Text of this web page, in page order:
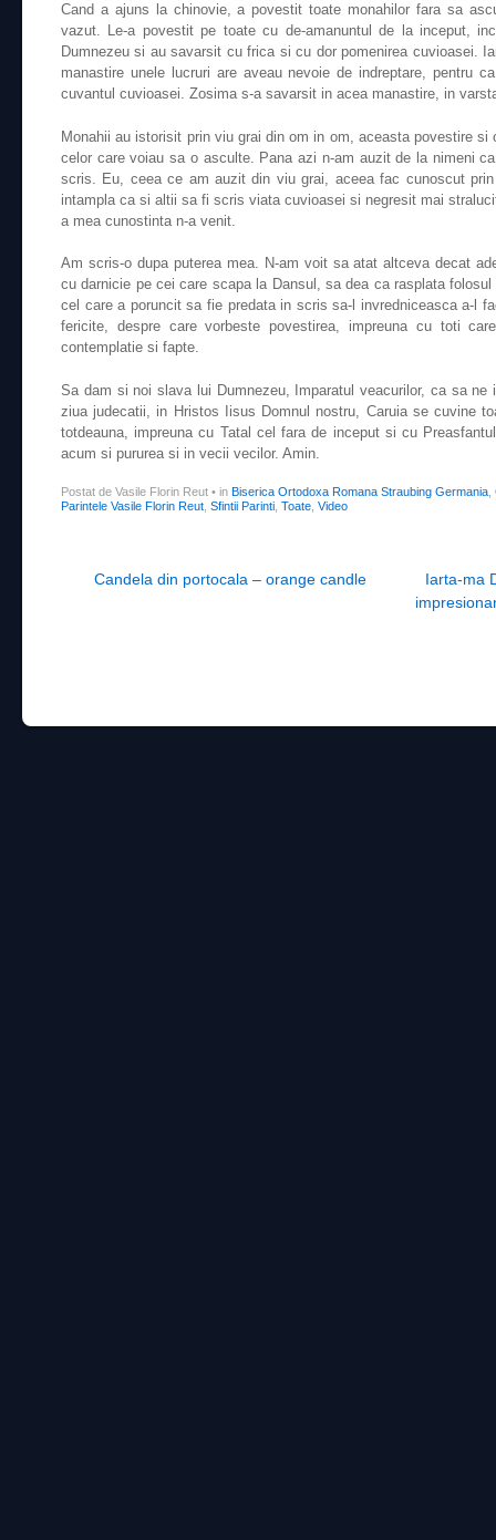
Cand a ajuns la chinovie, a povestit toate monahilor fara sa
vazut. Le-a povestit pe toate cu de-amanuntul de la inceput,
Dumnezeu si au savarsit cu frica si cu dor pomenirea cuvioasei.
manastire unele lucruri are aveau nevoie de indreptare, pentru
cuvantul cuvioasei. Zosima s-a savarsit in acea manastire, in
Monahii au istorisit prin viu grai din om in om, aceasta povestire si
celor care voiau sa o asculte. Pana azi n-am auzit de la nimeni
scris. Eu, ceea ce am auzit din viu grai, aceea fac cunoscut
intampla ca si altii sa fi scris viata cuvioasei si negresit mai
a mea cunostinta n-a venit.
Am scris-o dupa puterea mea. N-am voit sa atat altceva decat
cu darnicie pe cei care scapa la Dansul, sa dea ca rasplata
cel care a poruncit sa fie predata in scris sa-l invredniceasca a-l
fericite, despre care vorbeste povestirea, impreuna cu toti
contemplatie si fapte.
Sa dam si noi slava lui Dumnezeu, Imparatul veacurilor, ca sa ne
ziua judecatii, in Hristos Iisus Domnul nostru, Caruia se cuvine
totdeauna, impreuna cu Tatal cel fara de inceput si cu
acum si pururea si in vecii vecilor. Amin.
Postat de Vasile Florin Reut • in Biserica Ortodoxa Romana Straubing Germania
Parintele Vasile Florin Reut Sfintii Parinti Toate Video
Post navigation
Candela din portocala – orange candle
Iarta-ma